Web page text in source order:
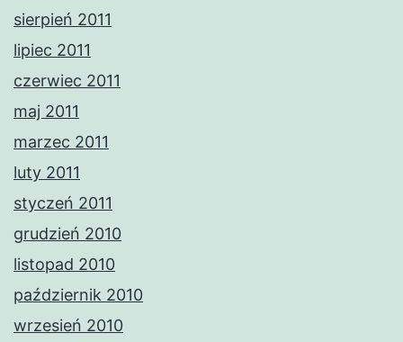
sierpień 2011
lipiec 2011
czerwiec 2011
maj 2011
marzec 2011
luty 2011
styczeń 2011
grudzień 2010
listopad 2010
październik 2010
wrzesień 2010